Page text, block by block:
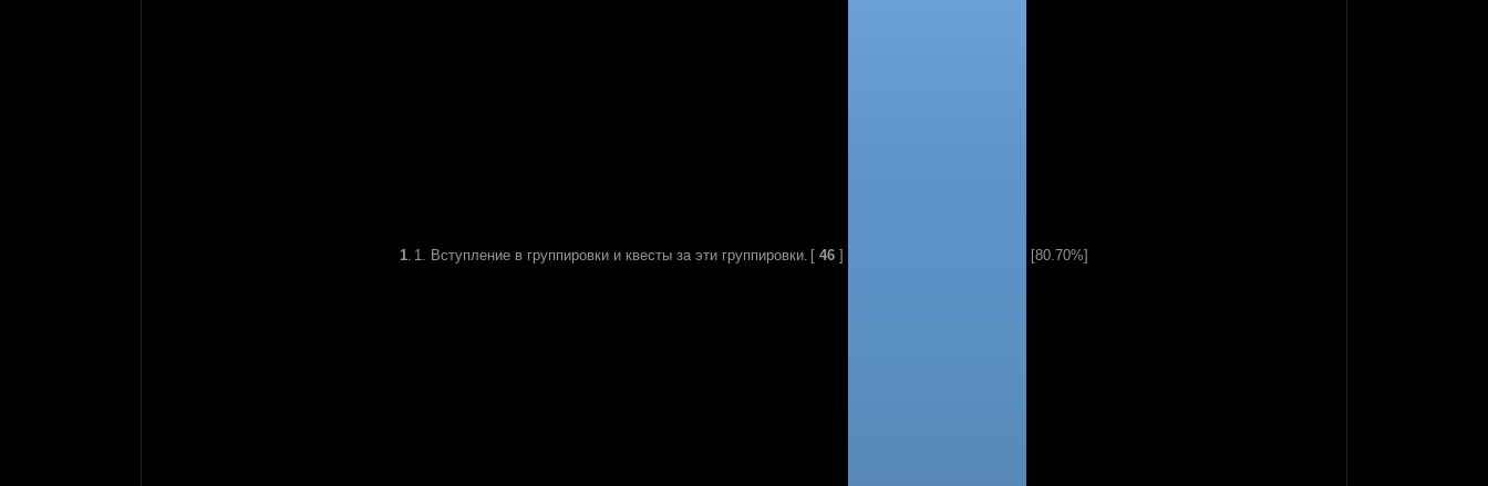
1. 1. Вступление в группировки и квесты за эти группировки. [ 46 ] [80.70%]